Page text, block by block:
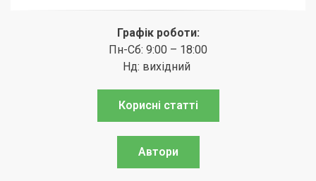
Графік роботи:
Пн-Сб: 9:00 – 18:00
Нд: вихідний
Корисні статті
Автори